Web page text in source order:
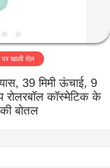
खाली रोल
39 मिमी ऊंचाई, 9
रोलरबॉल कॉस्मेटिक के
बोतल